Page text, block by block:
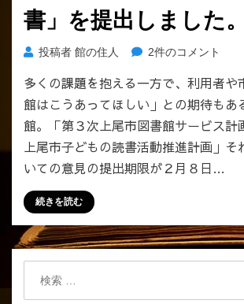
書」を提出しました。
投稿者 館の住人
上
市
図
書
へ
２
「意
見
書」
2件のコメント
多くの課題を抱える一方で、利用者や
館はこうあってほしい」との期待もあ
館。「第３次上尾市図書館サービス計
上尾市子どもの読書活動推進計画」そ
いての意見の提出期限が２月８日…
続きを読む